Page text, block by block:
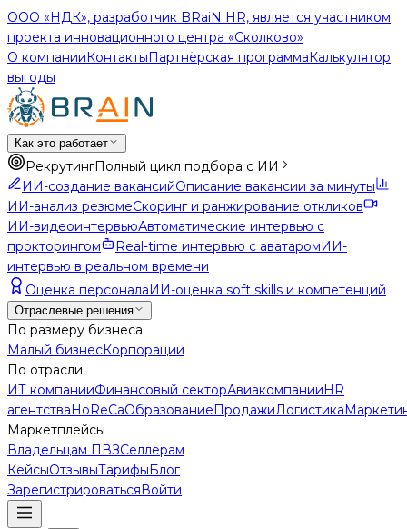
ООО «НДК», разработчик BRaiN HR, является участником
проекта инновационного центра «Сколково»
О компанииКонтактыПартнёрская программаКалькулятор
выгоды
Как это работает
РекрутингПолный цикл подбора с ИИ
ИИ-создание вакансийОписание вакансии за минуты
ИИ-анализ резюмеСкоринг и ранжирование откликов
ИИ-видеоинтервьюАвтоматические интервью с
прокторингом
Real-time интервью с аватаромИИ-
интервью в реальном времени
Оценка персоналаИИ-оценка soft skills и компетенций
Отраслевые решения
По размеру бизнеса
Малый бизнесКорпорации
По отрасли
ИТ компанииФинансовый секторАвиакомпанииHR
агентстваHoReCaОбразованиеПродажиЛогистика
Маркетплейсы
Владельцам ПВЗСеллерам
КейсыОтзывыТарифыБлог
ЗарегистрироватьсяВойти